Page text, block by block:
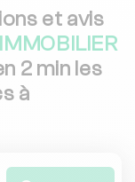
et avis
2 min les
à